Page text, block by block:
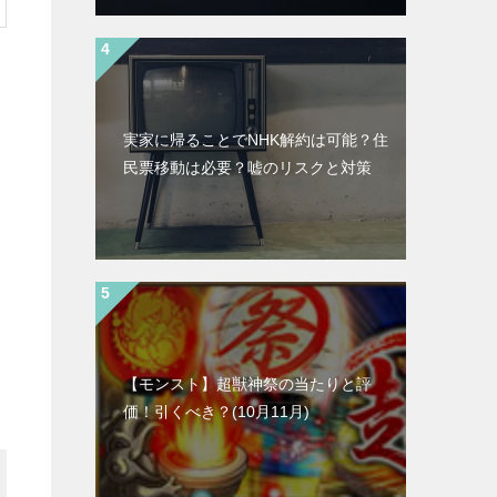
実家に帰ることでNHK解約は可能？住
民票移動は必要？嘘のリスクと対策
【モンスト】超獣神祭の当たりと評
価！引くべき？(10月11月)